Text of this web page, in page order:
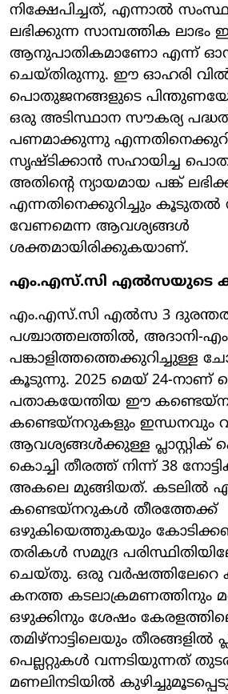
നിക്ഷേപിച്ചത്, എന്നാൽ
ലഭിക്കുന്ന സാമ്പത്തിക ലാഭം
ആനുപാതികമാണോ എന്ന്
ചെയ്തിരുന്നു. ഈ ഓഹരി
പൊതുജനങ്ങളുടെ
ഒരു അടിസ്ഥാന സൗകര്യ
പണമാക്കുന്നു
സൃഷ്ടിക്കാൻ സഹായിച്ച
അതിന്റെ ന്യായമായ പങ്ക്
എന്നതിനെക്കുറിച്ചും കൂടുതൽ
വേണമെന്ന ആവശ്യങ്ങൾ
ശക്തമായിരിക്കുകയാണ്.
എം.എസ്.സി എൽസയുടെ
എം.എസ്.സി എൽസ 3
പശ്ചാത്തലത്തിൽ, അദാനി-
പങ്കാളിത്തത്തെക്കുറിച്ചുള്ള
കൂടുന്നു. 2025 മെയ് 24-നാണ്
പതാകയേന്തിയ ഈ
കണ്ടെയ്നറുകളും ഇന്ധനവും
ആവശ്യങ്ങൾക്കുള്ള പ്ലാസ്റ്റിക്
കൊച്ചി തീരത്ത് നിന്ന് 38
അകലെ മുങ്ങിയത്. കടലിൽ
കണ്ടെയ്നറുകൾ തീരത്തേക്ക്
ഒഴുകിയെത്തുകയും
തരികൾ സമുദ്ര
ചെയ്തു. ഒരു വർഷത്തിലേറെ
കനത്ത
ഒഴുക്കിനും ശേഷം
തമിഴ്‌നാട്ടിലെയും തീരങ്ങളിൽ
പെല്ലറ്റുകൾ വന്നടിയുന്നത്
മണലിനടിയിൽ